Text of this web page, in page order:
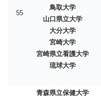
55
鳥取大学
山口県立大学
大分大学
宮崎大学
宮崎県立看護大学
琉球大学
青森県立保健大学